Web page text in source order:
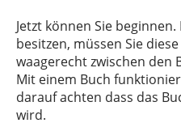
Jetzt können Sie
besitzen, müssen Sie
waagerecht zwischen den
Mit einem Buch
darauf achten dass das
wird.